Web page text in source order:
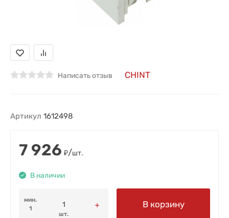
Написать отзыв CHINT
Артикул 1612498
7 926 ₽/шт.
В наличии
мин.
1
шт.
В корзину